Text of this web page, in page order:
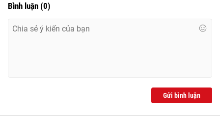
Phó Tổng Biên tập:
Tổng đài VTV:024.38 355 931 - 024.38 355 932
Bình luận (0)
Gửi bình luận